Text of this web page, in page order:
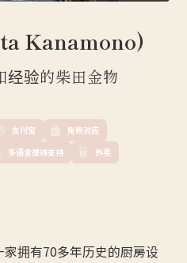
Kanamono)
经验的柴田金物
支付宝
免税对应
多语言接待支持
外卖
拥有70多年历史的厨房设